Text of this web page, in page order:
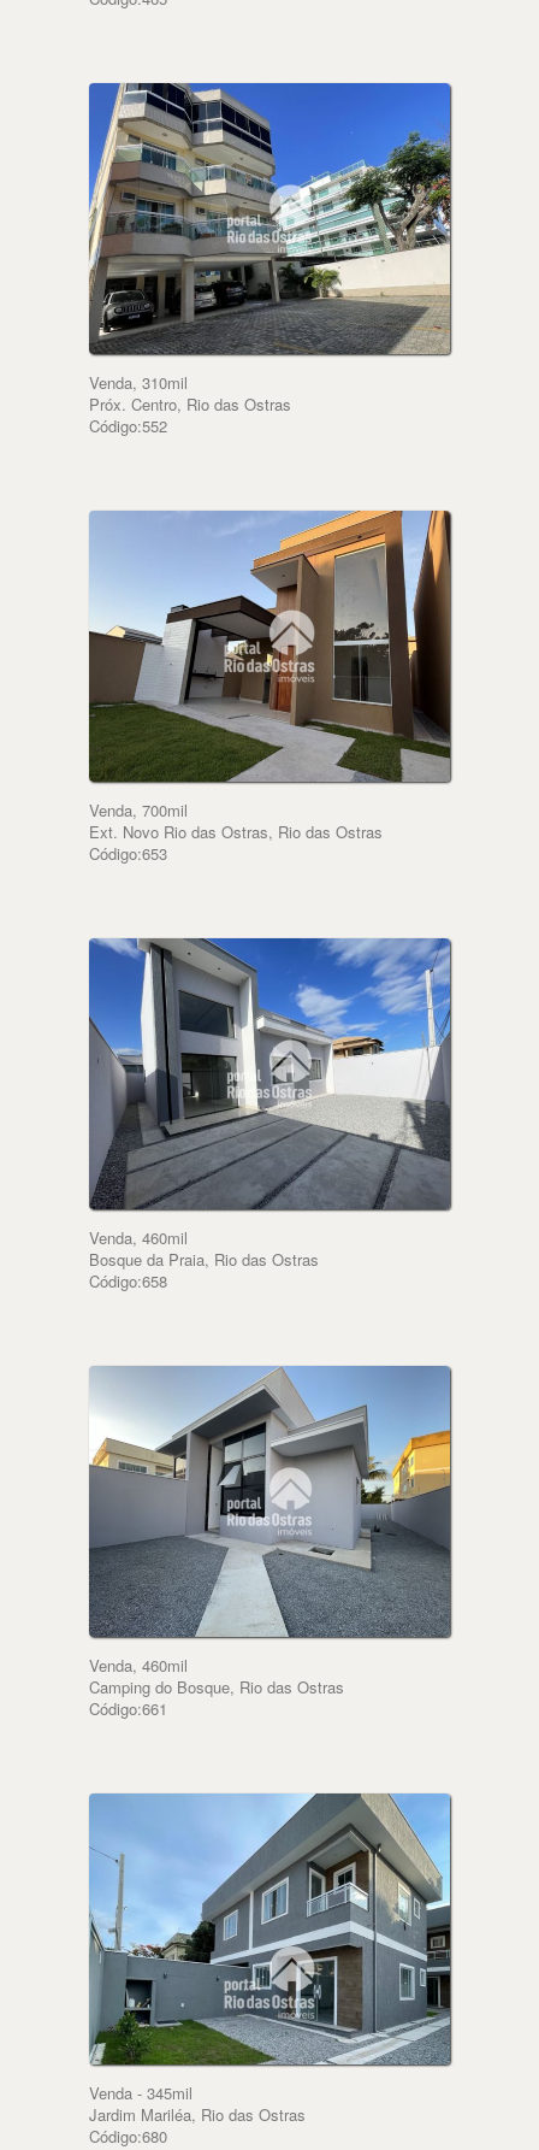
Venda, 310mil
Próx. Centro, Rio das Ostras
Código:552
Venda, 700mil
Ext. Novo Rio das Ostras, Rio das Ostras
Código:653
Venda, 460mil
Bosque da Praia, Rio das Ostras
Código:658
Venda, 460mil
Camping do Bosque, Rio das Ostras
Código:661
Venda - 345mil
Jardim Mariléa, Rio das Ostras
Código:680